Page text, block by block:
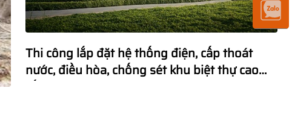
Thi công lắp đặt hệ thống điện, cấp thoát
nước, điều hòa, chống sét khu biệt thự cao
cấp công trình Park City